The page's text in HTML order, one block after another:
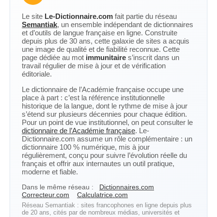
Le site Le-Dictionnaire.com fait partie du réseau
Semantiak, un ensemble indépendant de dictionnaires
et d’outils de langue française en ligne. Construite
depuis plus de 30 ans, cette galaxie de sites a acquis
une image de qualité et de fiabilité reconnue. Cette
page dédiée au mot immunitaire s’inscrit dans un
travail régulier de mise à jour et de vérification
éditoriale.
Le dictionnaire de l’Académie française occupe une
place à part : c’est la référence institutionnelle
historique de la langue, dont le rythme de mise à jour
s’étend sur plusieurs décennies pour chaque édition.
Pour un point de vue institutionnel, on peut consulter le
dictionnaire de l’Académie française. Le-
Dictionnaire.com assume un rôle complémentaire : un
dictionnaire 100 % numérique, mis à jour
régulièrement, conçu pour suivre l’évolution réelle du
français et offrir aux internautes un outil pratique,
moderne et fiable.
Dans le même réseau :
Dictionnaires.com
Correcteur.com
Calculatrice.com
Réseau Semantiak : sites francophones en ligne depuis plus
de 20 ans, cités par de nombreux médias, universités et